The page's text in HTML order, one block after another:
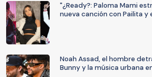
"¿Ready?: Paloma Mami
nueva canción con Pailita y
Noah Assad, el hombre
Bunny y la música urbana